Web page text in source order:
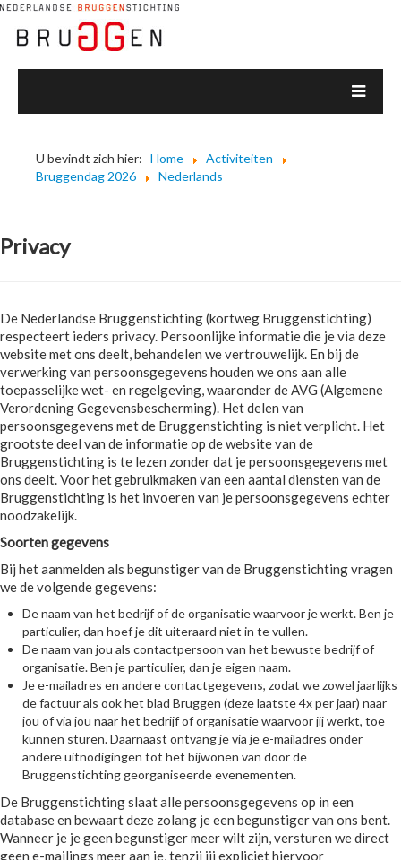
U bevindt zich hier: Home
Activiteiten
Bruggendag 2026
Nederlands
Privacy
De Nederlandse Bruggenstichting (kortweg Bruggenstichting)
respecteert ieders privacy. Persoonlijke informatie die je via deze
website met ons deelt, behandelen we vertrouwelijk. En bij de
verwerking van persoonsgegevens houden we ons aan alle
toepasselijke wet- en regelgeving, waaronder de AVG (Algemene
Verordening Gegevensbescherming). Het delen van
persoonsgegevens met de Bruggenstichting is niet verplicht. Het
grootste deel van de informatie op de website van de
Bruggenstichting is te lezen zonder dat je persoonsgegevens met
ons deelt. Voor het gebruikmaken van een aantal diensten van de
Bruggenstichting is het invoeren van je persoonsgegevens echter
noodzakelijk.
Soorten gegevens
Bij het aanmelden als begunstiger van de Bruggenstichting vragen
we de volgende gegevens:
De naam van het bedrijf of de organisatie waarvoor je werkt. Ben je
particulier, dan hoef je dit uiteraard niet in te vullen.
De naam van jou als contactpersoon van het bewuste bedrijf of
organisatie. Ben je particulier, dan je eigen naam.
Je e-mailadres en andere contactgegevens, zodat we zowel jaarlijks
de factuur als ook het blad Bruggen (deze laatste 4x per jaar) naar
jou of via jou naar het bedrijf of organisatie waarvoor jij werkt, toe
kunnen sturen. Daarnaast ontvang je via je e-mailadres onder
andere uitnodigingen tot het bijwonen van door de
Bruggenstichting georganiseerde evenementen.
De Bruggenstichting slaat alle persoonsgegevens op in een
database en bewaart deze zolang je een begunstiger van ons bent.
Wanneer je je geen begunstiger meer wilt zijn, versturen we direct
geen e-mailings meer aan je, tenzij jij expliciet hiervoor